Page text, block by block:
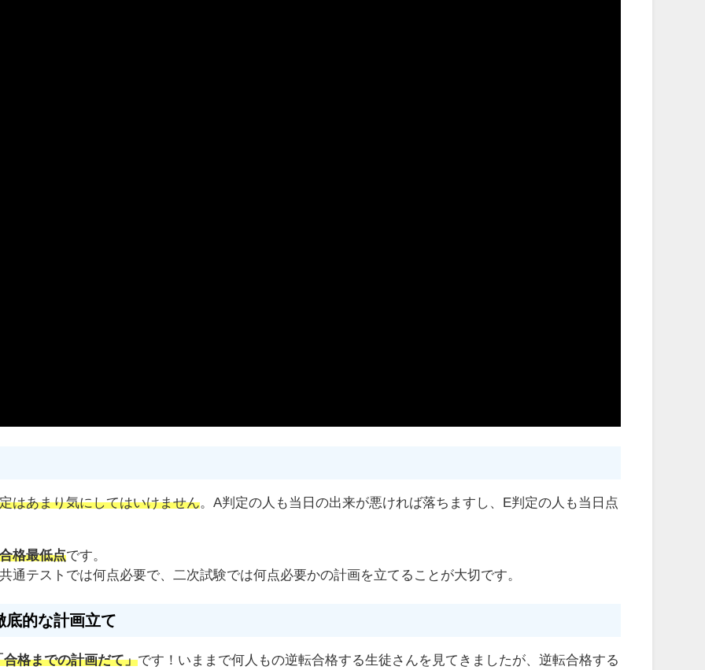
はあまり気にしてはいけません 。A判定の人も当日の出来が悪ければ落ちますし、E判定の人も当日点
合格最低点です。
通テストでは何点必要で、二次試験では何点必要かの計画を立てることが大切です。
底的な計画立て
合格までの計画だて」です！いままで何人もの逆転合格する生徒さんを見てきましたが、逆転合格する